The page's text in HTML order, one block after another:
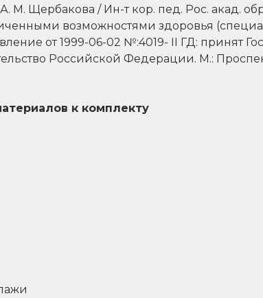
Щербакова / Ин-т кор. пед. Рос. акад.
возможностями здоровья
от 1999-06-02 №:4019- II ГД: принят
Российской Федерации. М.:
к комплекту